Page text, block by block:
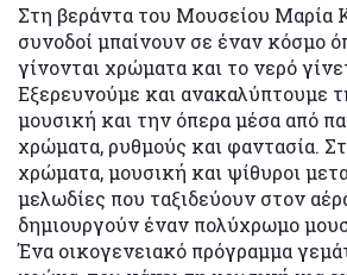
Στη βεράντα του Μουσείου Μαρία
συνοδοί μπαίνουν σε έναν κόσμο
γίνονται χρώματα και το νερό
Εξερευνούμε και ανακαλύπτουμε
μουσική και την όπερα μέσα από
χρώματα, ρυθμούς και φαντασία.
χρώματα, μουσική και ψίθυροι
μελωδίες που ταξιδεύουν στον
δημιουργούν έναν πολύχρωμο
Ένα οικογενειακό πρόγραμμα